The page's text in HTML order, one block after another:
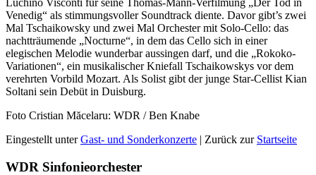
Venedig“ als stimmungsvoller Soundtrack diente. Davor gibt’s zwei
Mal Tschaikowsky und zwei Mal Orchester mit Solo-Cello: das
nachtträumende „Nocturne“, in dem das Cello sich in einer
elegischen Melodie wunderbar aussingen darf, und die „Rokoko-
Variationen“, ein musikalischer Kniefall Tschaikowskys vor dem
verehrten Vorbild Mozart. Als Solist gibt der junge Star-Cellist Kian
Soltani sein Debüt in Duisburg.
Foto Cristian Măcelaru: WDR / Ben Knabe
Eingestellt unterGast- und Sonderkonzerte | Zurück zur Startseite
WDR Sinfonieorchester